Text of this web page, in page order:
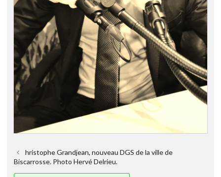
hristophe Grandjean, nouveau DGS de la ville de
Biscarrosse. Photo Hervé Delrieu.